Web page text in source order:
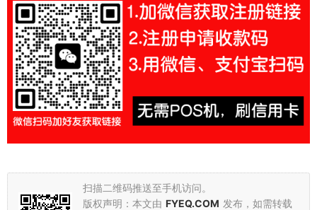
扫描二维码推送至手机访问。
版权声明：本文由 FYEQ.COM 发布，如需转载